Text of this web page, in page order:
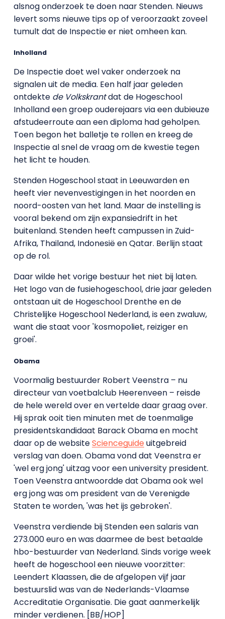
alsnog onderzoek te doen naar Stenden. Nieuws
levert soms nieuwe tips op of veroorzaakt zoveel
tumult dat de Inspectie er niet omheen kan.
Inholland
De Inspectie doet wel vaker onderzoek na
signalen uit de media. Een half jaar geleden
ontdekte de Volkskrantdat de Hogeschool
Inholland een groep ouderejaars via een dubieuze
afstudeerroute aan een diploma had geholpen.
Toen begon het balletje te rollen en kreeg de
Inspectie al snel de vraag om de kwestie tegen
het licht te houden.
Stenden Hogeschool staat in Leeuwarden en
heeft vier nevenvestigingen in het noorden en
noord-oosten van het land. Maar de instelling is
vooral bekend om zijn expansiedrift in het
buitenland. Stenden heeft campussen in Zuid-
Afrika, Thailand, Indonesië en Qatar. Berlijn staat
op de rol.
Daar wilde het vorige bestuur het niet bij laten.
Het logo van de fusiehogeschool, drie jaar geleden
ontstaan uit de Hogeschool Drenthe en de
Christelijke Hogeschool Nederland, is een zwaluw,
want die staat voor 'kosmopoliet, reiziger en
groei'.
Obama
Voormalig bestuurder Robert Veenstra – nu
directeur van voetbalclub Heerenveen – reisde
de hele wereld over en vertelde daar graag over.
Hij sprak ooit tien minuten met de toenmalige
presidentskandidaat Barack Obama en mocht
daar op de websiteScienceguideuitgebreid
verslag van doen. Obama vond dat Veenstra er
'wel erg jong' uitzag voor een university president.
Toen Veenstra antwoordde dat Obama ook wel
erg jong was om president van de Verenigde
Staten te worden, 'was het ijs gebroken'.
Veenstra verdiende bij Stenden een salaris van
273.000 euro en was daarmee de best betaalde
hbo-bestuurder van Nederland. Sinds vorige week
heeft de hogeschool een nieuwe voorzitter:
Leendert Klaassen, die de afgelopen vijf jaar
bestuurslid was van de Nederlands-Vlaamse
Accreditatie Organisatie. Die gaat aanmerkelijk
minder verdienen. [BB/HOP]